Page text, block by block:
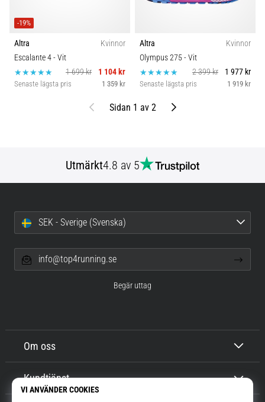
-19%
Altra
Kvinnor
Escalante 4- Vit
1 699 kr
1 104 kr
Senaste lägsta pris 1 359 kr
Altra
Kvinnor
Olympus 275- Vit
2 399 kr
1 977 kr
Senaste lägsta pris 1 919 kr
Föregående
Sidan 1 av 2 Nästa
Utmärkt4.8 av 5
Om oss
Kundtjänst
SEK - Sverige (Svenska)
info@top4running.se
Begär uttag